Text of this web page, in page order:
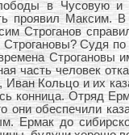
слободы в
проявил Максим.
Строганов
Строгановы? Судя
Строгановы
часть человек
Иван Кольцо и их
конница. Отряд
они обеспечили
Ермак до